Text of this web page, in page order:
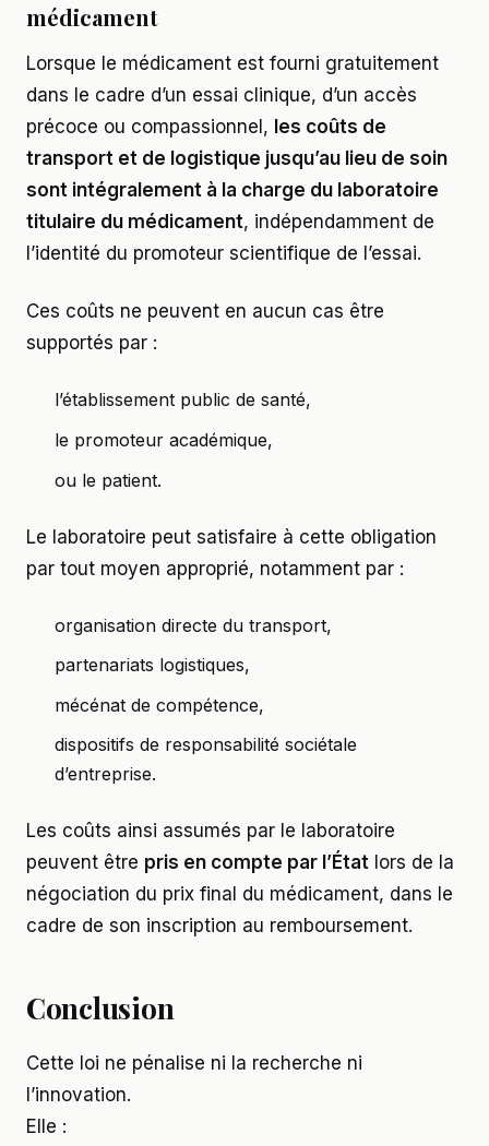
médicament
Lorsque le médicament est fourni gratuitement
dans le cadre d’un essai clinique, d’un accès
précoce ou compassionnel, les coûts de
transport et de logistique jusqu’au lieu de soin
sont intégralement à la charge du laboratoire
titulaire du médicament, indépendamment de
l’identité du promoteur scientifique de l’essai.
Ces coûts ne peuvent en aucun cas être
supportés par :
l’établissement public de santé,
le promoteur académique,
ou le patient.
Le laboratoire peut satisfaire à cette obligation
par tout moyen approprié, notamment par :
organisation directe du transport,
partenariats logistiques,
mécénat de compétence,
dispositifs de responsabilité sociétale
d’entreprise.
Les coûts ainsi assumés par le laboratoire
peuvent être pris en compte par l’État lors de la
négociation du prix final du médicament, dans le
cadre de son inscription au remboursement.
Conclusion
Cette loi ne pénalise ni la recherche ni
l’innovation.
Elle :